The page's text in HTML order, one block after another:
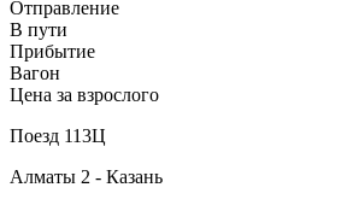
Отправление
В пути
Прибытие
Вагон
Цена за взрослого
Поезд 113Ц
Алматы 2 - Казань